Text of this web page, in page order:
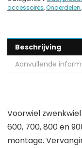
accessoires,Onderdelen,
Beschrijving
Aanvullende
Voorwiel zwenkwiel
600, 700, 800 en
montage.